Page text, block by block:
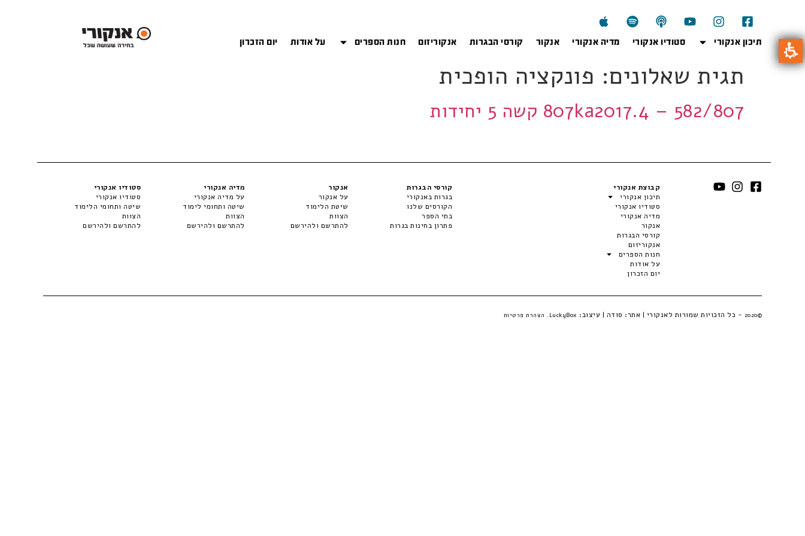
תיכון אנקורי סטודיו אנקורי מדיה אנקורי אנקור קורסי הבגרות אנקוריזום חנות הספרים על אודות יום הזכרון
תגית שאלונים: פונקציה הופכית
807ka2017.4 – 582/807 קשה 5 יחידות
קבוצת אנקורי
תיכון אנקורי
סטודיו אנקורי
מדיה אנקורי
אנקור
קורסי הבגרות
אנקוריזום
חנות הספרים
על אודות
יום הזכרון
קורסי הבגרות
בגרות באנקורי
הקורסים שלנו
בתי הספר
פתרון בחינות בגרות
אנקור
על אנקור
שיטת הלימוד
הצוות
להתרשם ולהירשם
מדיה אנקורי
על מדיה אנקורי
שיטה ותחומי לימוד
הצוות
להתרשם ולהירשם
סטודיו אנקורי
סטודיו אנקורי
שיטה ותחומי הלימוד
הצוות
להתרשם ולהירשם
©2020 - כל הזכויות שמורות לאנקורי | אתר: סודה | עיצוב: LuckyBox. הצהרת פרטיות